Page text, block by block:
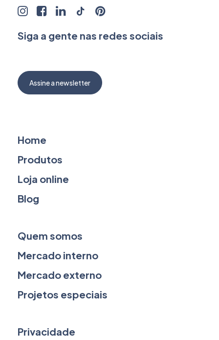
Siga a gente nas redes sociais
Assine a newsletter
Home
Produtos
Loja online
Blog
Quem somos
Mercado interno
Mercado externo
Projetos especiais
Privacidade